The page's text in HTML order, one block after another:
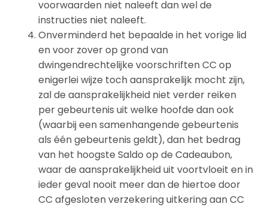
voorwaarden niet naleeft dan wel de
instructies niet naleeft.
Onverminderd het bepaalde in het vorige lid
en voor zover op grond van
dwingendrechtelijke voorschriften CC op
enigerlei wijze toch aansprakelijk mocht zijn,
zal de aansprakelijkheid niet verder reiken
per gebeurtenis uit welke hoofde dan ook
(waarbij een samenhangende gebeurtenis
als één gebeurtenis geldt), dan het bedrag
van het hoogste Saldo op de Cadeaubon,
waar de aansprakelijkheid uit voortvloeit en in
ieder geval nooit meer dan de hiertoe door
CC afgesloten verzekering uitkering aan CC